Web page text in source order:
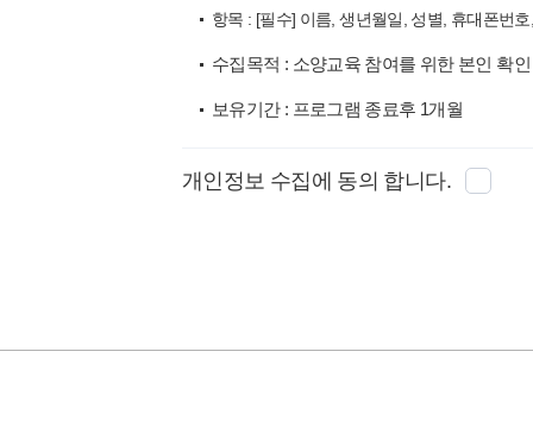
항목 : [필수] 이름, 생년월일, 성별, 휴대폰번호
수집목적 : 소양교육 참여를 위한 본인 확인
보유기간 : 프로그램 종료후 1개월
개인정보 수집에 동의 합니다.